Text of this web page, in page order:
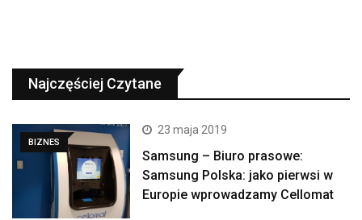
Najczęściej Czytane
BIZNES
23 maja 2019
Samsung – Biuro prasowe:
Samsung Polska: jako pierwsi w
Europie wprowadzamy Cellomat